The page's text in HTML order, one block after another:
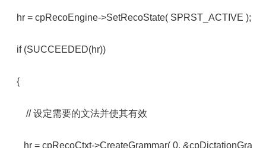
hr = cpRecoEngine->SetRecoState( SPRST_ACTIVE );
if (SUCCEEDED(hr))
{
// 设定需要的文法并使其有效
hr = cpRecoCtxt->CreateGrammar( 0, &cpDictationGra